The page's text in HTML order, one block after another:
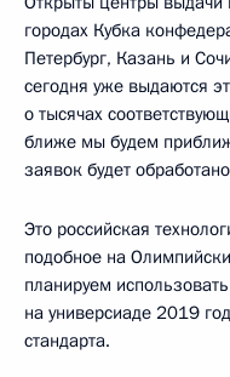
городах Кубка
Петербург, Казань и
сегодня уже выдаются
о тысячах
ближе мы будем
заявок будет
Это российская
подобное на
планируем
на универсиаде 2019
стандарта.